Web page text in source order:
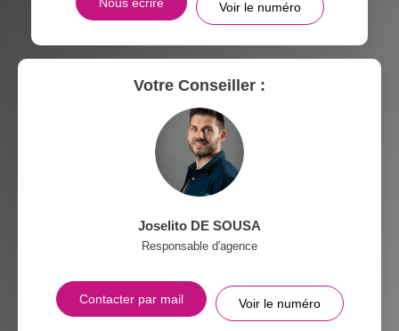
Voir le numéro
Votre Conseiller :
Joselito DE SOUSA
Responsable d'agence
Contacter par mail Voir le numéro